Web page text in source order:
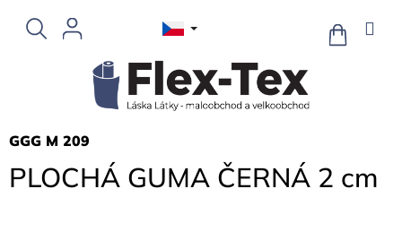
obsah
NÁKUPNÍ
KOŠÍK
PLOCHÁ GUMA ČERNÁ 2 cm
GGG M 209